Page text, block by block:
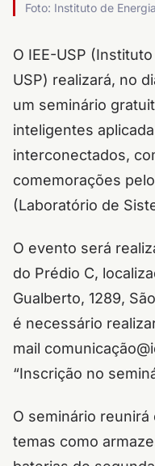
Foto: Instituto de
O IEE-USP
USP) realizará, no
um seminário
inteligentes
interconectados,
comemorações
(Laboratório de
O evento será
do Prédio C,
Gualberto, 1289,
é necessário
mail
“Inscrição no
O seminário
temas como